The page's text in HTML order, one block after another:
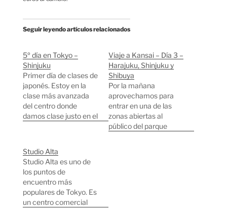
Seguir leyendo artículos relacionados
5º día en Tokyo –
Shinjuku
Primer día de clases de
japonés. Estoy en la
clase más avanzada
del centro donde
damos clase justo en el
de clase al día y
paramos una hora para
comer. Después de
clase marchamos
hacia Shinjuku a jugar
en…
Viaje a Kansai – Día 3 –
Harajuku, Shinjuku y
Shibuya
Por la mañana
aprovechamos para
entrar en una de las
zonas abiertas al
público del parque
Studio Alta
Studio Alta es uno de
los puntos de
encuentro más
populares de Tokyo. Es
un centro comercial